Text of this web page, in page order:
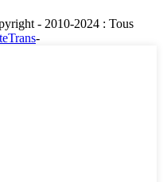
- 2010-2024 : Tous
-